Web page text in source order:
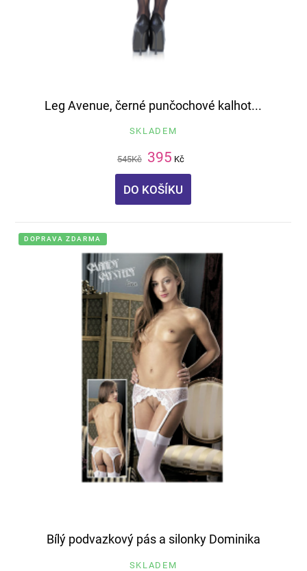
Leg Avenue, černé punčochové kalhot...
SKLADEM
545Kč 395 Kč
DO KOŠÍKU
DOPRAVA ZDARMA
Bílý podvazkový pás a silonky Dominika
SKLADEM